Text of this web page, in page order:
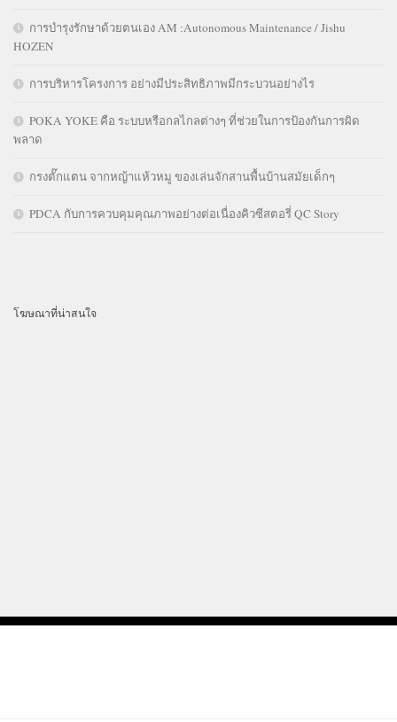
การบำรุงรักษาด้วยตนเอง AM :Autonomous Maintenance / Jishu
HOZEN
การบริหารโครงการ อย่างมีประสิทธิภาพมีกระบวนอย่างไร
POKA YOKE คือ ระบบหรือกลไกลต่างๆ ที่ช่วยในการป้องกันการผิด
พลาด
กรงตั๊กแตน จากหญ้าแห้วหมู ของเล่นจักสานพื้นบ้านสมัยเด็กๆ
PDCA กับการควบคุมคุณภาพอย่างต่อเนื่องคิวซีสตอรี่ QC Story
โฆษณาที่น่าสนใจ